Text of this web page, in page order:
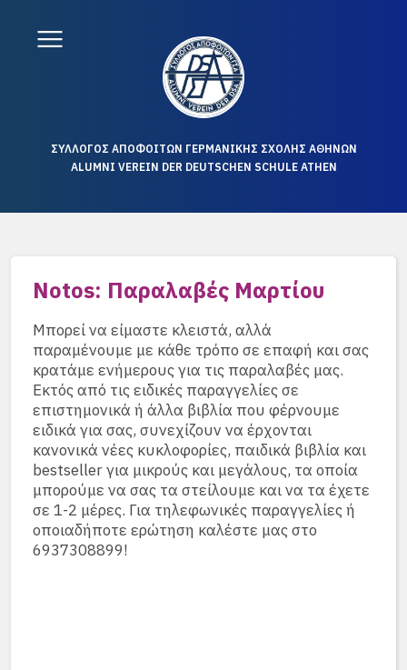
ΣΥΛΛΟΓΟΣ ΑΠΟΦΟΙΤΩΝ ΓΕΡΜΑΝΙΚΗΣ ΣΧΟΛΗΣ ΑΘΗΝΩΝ
ALUMNI VEREIN DER DEUTSCHEN SCHULE ATHEN
Notos: Παραλαβές Μαρτίου
Μπορεί να είμαστε κλειστά, αλλά
παραμένουμε με κάθε τρόπο σε επαφή και σας
κρατάμε ενήμερους για τις παραλαβές μας.
Εκτός από τις ειδικές παραγγελίες σε
επιστημονικά ή άλλα βιβλία που φέρνουμε
ειδικά για σας, συνεχίζουν να έρχονται
κανονικά νέες κυκλοφορίες, παιδικά βιβλία και
bestseller για μικρούς και μεγάλους, τα οποία
μπορούμε να σας τα στείλουμε και να τα έχετε
σε 1-2 μέρες. Για τηλεφωνικές παραγγελίες ή
οποιαδήποτε ερώτηση καλέστε μας στο
6937308899!